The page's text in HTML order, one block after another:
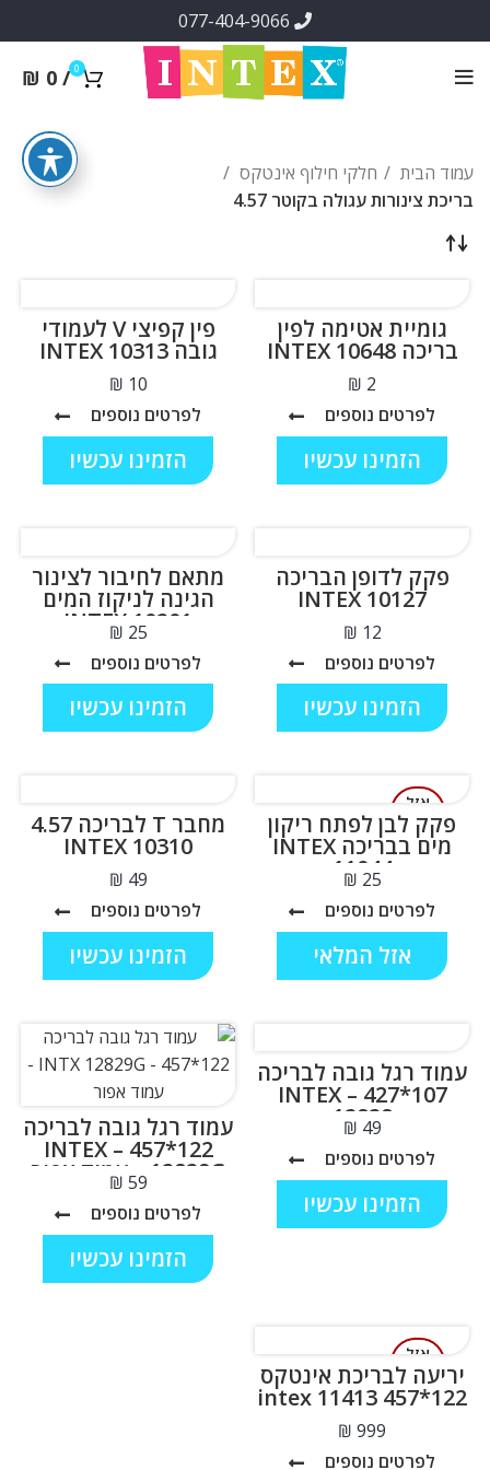
0
/
₪ 0
עמוד הבית
חלקי חילוף אינטקס
בריכת צינורות עגולה בקוטר 4.57
גומיית אטימה לפין
בריכה INTEX 10648
₪
לפרטים נוספים
הזמינו עכשיו
פין קפיצי V לעמודי
גובה INTEX 10313
₪
לפרטים נוספים
הזמינו עכשיו
פקק לדופן הבריכה
INTEX 10127
₪
לפרטים נוספים
הזמינו עכשיו
מתאם לחיבור לצינור
הגינה לניקוז המים
INTEX 10201
₪
לפרטים נוספים
הזמינו עכשיו
אזל
המלאי
פקק לבן לפתח ריקון
מים בבריכה INTEX
11044
₪
לפרטים נוספים
אזל המלאי
מחבר T לבריכה 4.57
INTEX 10310
₪
לפרטים נוספים
הזמינו עכשיו
עמוד רגל גובה לבריכה
107*427 – INTEX
12828
₪
לפרטים נוספים
הזמינו עכשיו
עמוד רגל גובה לבריכה
122*457 – INTEX
12829G – עמוד אפור
₪
לפרטים נוספים
הזמינו עכשיו
אזל
המלאי
יריעה לבריכת אינטקס
122*457 intex 11413
₪
לפרטים נוספים